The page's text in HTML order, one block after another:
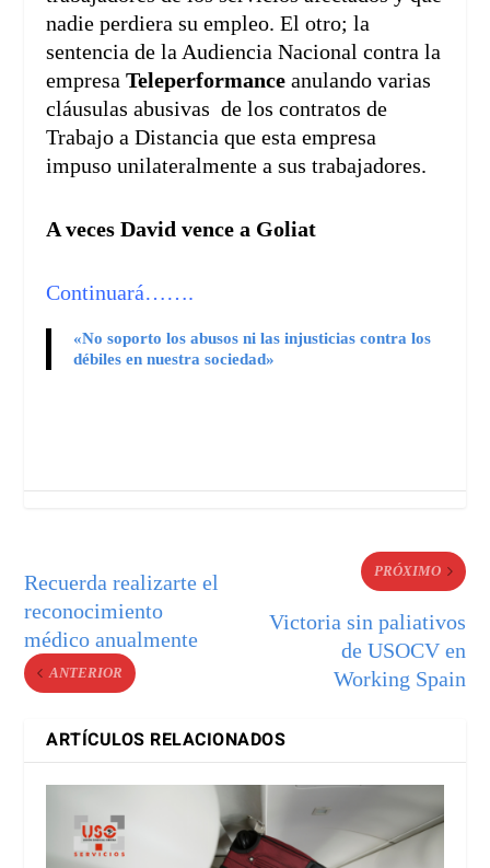
nadie perdiera su empleo. El otro; la
sentencia de la Audiencia Nacional contra la
empresaTeleperformance anulando varias
cláusulas abusivas de los contratos de
Trabajo a Distancia que esta empresa
impuso unilateralmente a sus trabajadores.
A veces David vence a Goliat
Continuará…….
«No soporto los abusos ni las injusticias contra los
débiles en nuestra sociedad»
Recuerda realizarte el
reconocimiento
médico anualmente
ANTERIOR
PRÓXIMO
Victoria sin paliativos
de USOCV en
Working Spain
ARTÍCULOS RELACIONADOS